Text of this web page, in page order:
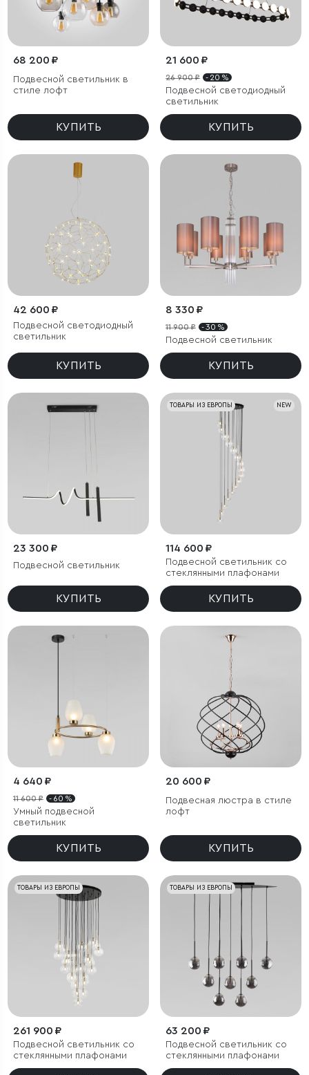
68 200 ₽
Подвесной светильник в
стиле лофт
КУПИТЬ
21 600 ₽
26 900 ₽ - 20 %
Подвесной светодиодный
светильник
КУПИТЬ
42 600 ₽
Подвесной светодиодный
светильник
КУПИТЬ
8 330 ₽
11 900 ₽ - 30 %
Подвесной светильник
КУПИТЬ
23 300 ₽
Подвесной светильник
КУПИТЬ
NEW
ТОВАРЫ ИЗ ЕВРОПЫ
114 600 ₽
Подвесной светильник со
стеклянными плафонами
КУПИТЬ
4 640 ₽
11 600 ₽ - 60 %
Умный подвесной
светильник
КУПИТЬ
20 600 ₽
Подвесная люстра в стиле
лофт
КУПИТЬ
ТОВАРЫ ИЗ ЕВРОПЫ
261 900 ₽
Подвесной светильник со
стеклянными плафонами
ТОВАРЫ ИЗ ЕВРОПЫ
63 200 ₽
Подвесной светильник со
стеклянными плафонами